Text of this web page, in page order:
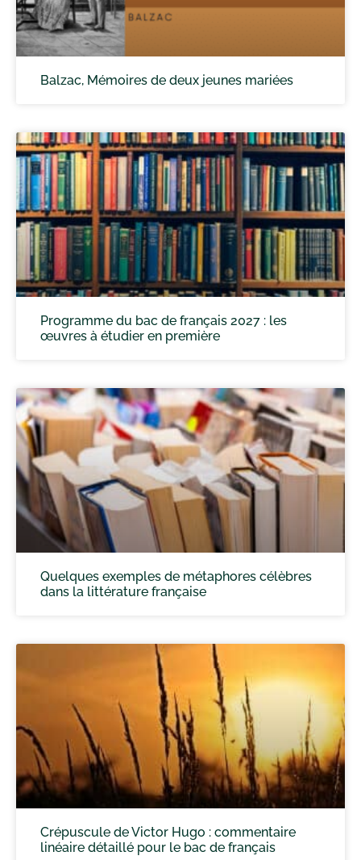
Balzac, Mémoires de deux jeunes mariées
Programme du bac de français 2027 : les
œuvres à étudier en première
Quelques exemples de métaphores célèbres
dans la littérature française
Crépuscule de Victor Hugo : commentaire
linéaire détaillé pour le bac de français